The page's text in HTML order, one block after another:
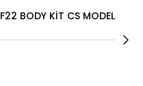
F22 BODY KİT CS MODEL